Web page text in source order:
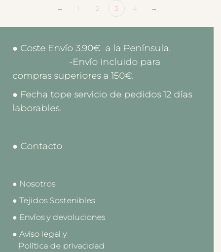
← 1 2 3 4 →
● Coste Envío 3.90€ a la Península.
-Envío incluido para
compras superiores a 150€.
● Fecha tope servicio de pedidos 12 días
laborables.
● Contacto
● Nosotros
● Tejidos Sostenibles
● Envíos y devoluciones
● Aviso legal y
Política de privacidad